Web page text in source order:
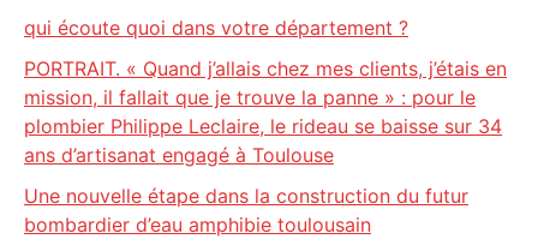
qui écoute quoi dans votre département ?
PORTRAIT. « Quand j’allais chez mes clients, j’étais en
mission, il fallait que je trouve la panne » : pour le
plombier Philippe Leclaire, le rideau se baisse sur 34
ans d’artisanat engagé à Toulouse
Une nouvelle étape dans la construction du futur
bombardier d’eau amphibie toulousain